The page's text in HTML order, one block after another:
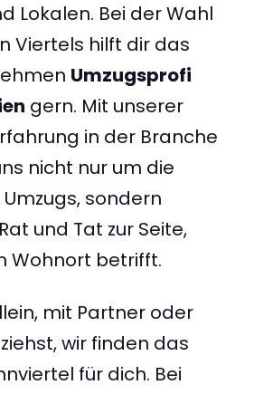
Lokalen. Bei der Wahl
Viertels hilft dir das
Umzugsprofi
gern. Mit unserer
in der Branche
nicht nur um die
sondern
und Tat zur Seite,
Wohnort betrifft.
mit Partner oder
wir finden das
für dich. Bei